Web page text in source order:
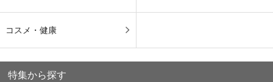
コスメ・健康
特集から探す